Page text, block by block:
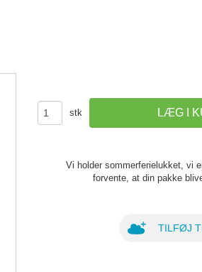
stk
Vi holder sommerferielukket, vi
forvente, at din pakke
TILFØJ